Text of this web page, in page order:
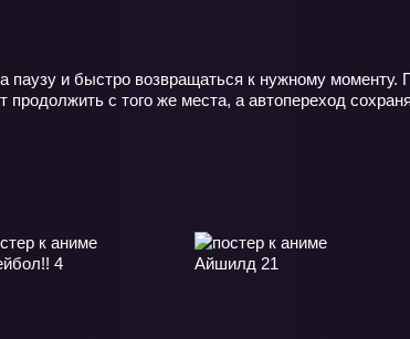
паузу и быстро возвращаться к нужному
с того же места, а автопереход